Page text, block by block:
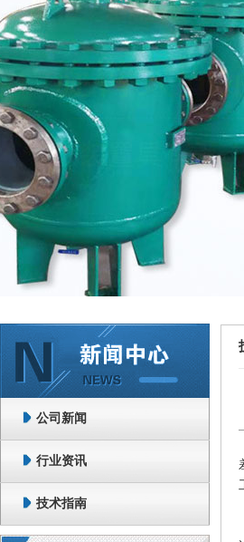
公司新闻
行业资讯
技术指南